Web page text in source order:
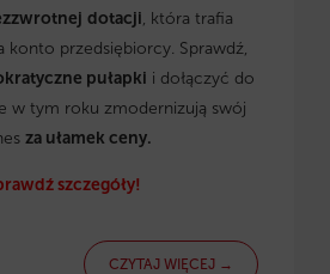
dotacji, która trafia
konto przedsiębiorcy. Sprawdź,
pułapki i dołączyć do
w tym roku zmodernizują swój
za ułamek ceny.
szczegóły!
CZYTAJ WIĘCEJ →